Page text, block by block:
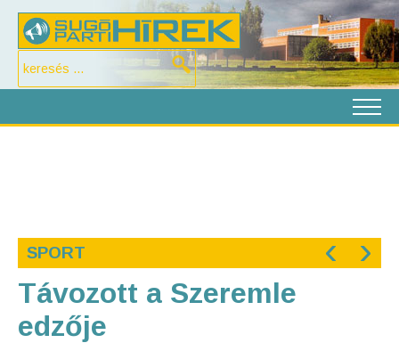
SPORT ‹ ›
Távozott a Szeremle
edzője